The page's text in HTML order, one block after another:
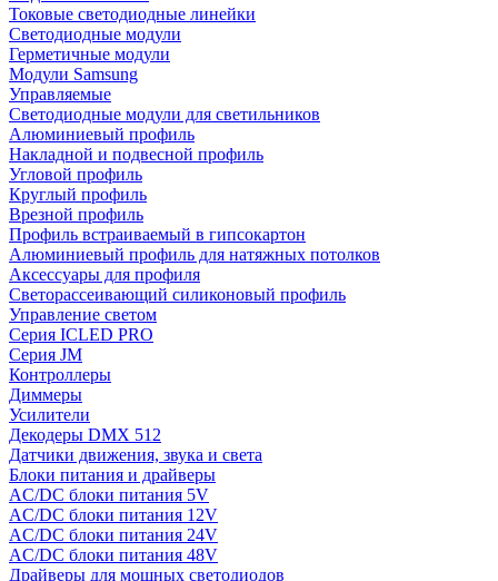
Токовые светодиодные линейки
Светодиодные модули
Герметичные модули
Модули Samsung
Управляемые
Светодиодные модули для светильников
Алюминиевый профиль
Накладной и подвесной профиль
Угловой профиль
Круглый профиль
Врезной профиль
Профиль встраиваемый в гипсокартон
Алюминиевый профиль для натяжных потолков
Аксессуары для профиля
Светорассеивающий силиконовый профиль
Управление светом
Серия ICLED PRO
Серия JM
Контроллеры
Диммеры
Усилители
Декодеры DMX 512
Датчики движения, звука и света
Блоки питания и драйверы
AC/DC блоки питания 5V
AC/DC блоки питания 12V
AC/DC блоки питания 24V
AC/DC блоки питания 48V
Драйверы для мощных светодиодов